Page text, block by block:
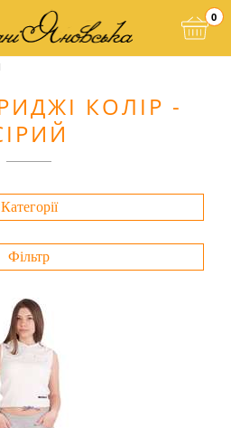
0
КОЛІР -
Категорії
Фільтр